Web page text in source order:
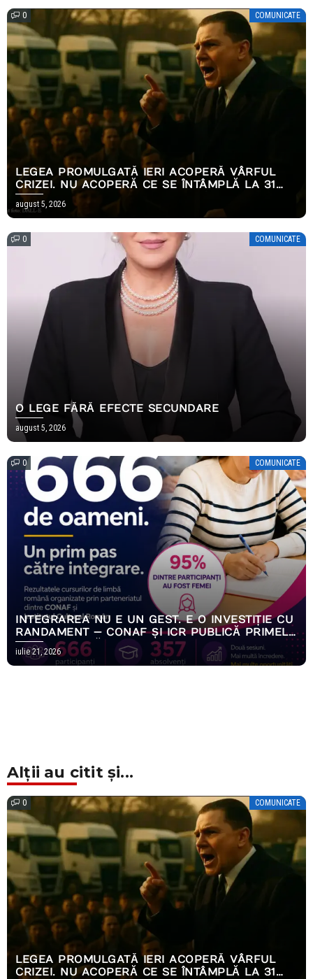
0 COMUNICATE
LEGEA PROMULGATĂ IERI ACOPERĂ VÂRFUL
CRIZEI. NU ACOPERĂ CE SE ÎNTÂMPLĂ LA 31
DECEMBRIE.
august 5, 2026
0 COMUNICATE
O LEGE FĂRĂ EFECTE SECUNDARE
august 5, 2026
0 COMUNICATE
INTEGRAREA NU E UN GEST. E O INVESTIȚIE CU
RANDAMENT — CONAF ȘI ICR PUBLICĂ PRIMELE
REZULTATE MĂSURABILE ALE PROGRAMULUI
EMPOWERING HOPE
iulie 21, 2026
Alții au citit și...
0 COMUNICATE
LEGEA PROMULGATĂ IERI ACOPERĂ VÂRFUL
CRIZEI. NU ACOPERĂ CE SE ÎNTÂMPLĂ LA 31